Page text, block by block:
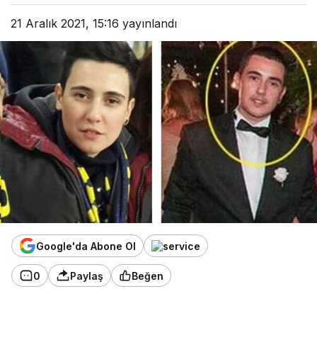
21 Aralık 2021, 15:16 yayınlandı
Google'da Abone Ol
0 Paylaş Beğen